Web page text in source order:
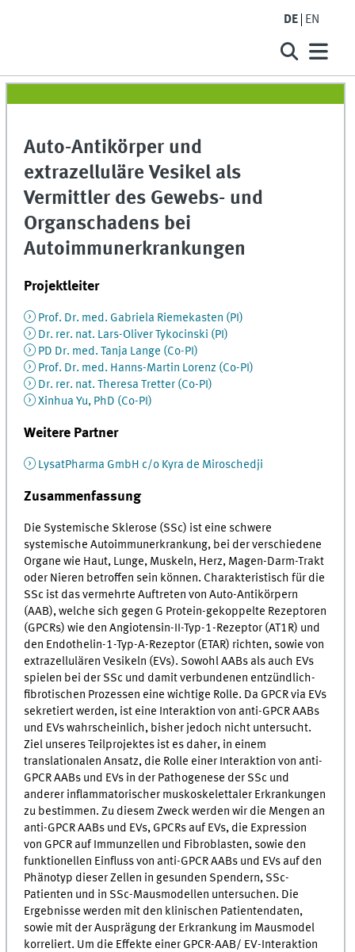
DE EN
Auto-Antikörper und
extrazelluläre Vesikel als
Vermittler des Gewebs- und
Organschadens bei
Autoimmunerkrankungen
Projektleiter
Prof. Dr. med. Gabriela Riemekasten (PI)
Dr. rer. nat. Lars-Oliver Tykocinski (PI)
PD Dr. med. Tanja Lange (Co-PI)
Prof. Dr. med. Hanns-Martin Lorenz (Co-PI)
Dr. rer. nat. Theresa Tretter (Co-PI)
Xinhua Yu, PhD (Co-PI)
Weitere Partner
LysatPharma GmbH c/o Kyra de Miroschedji
Zusammenfassung
Die Systemische Sklerose (SSc) ist eine schwere
systemische Autoimmunerkrankung, bei der verschiedene
Organe wie Haut, Lunge, Muskeln, Herz, Magen-Darm-Trakt
oder Nieren betroffen sein können. Charakteristisch für die
SSc ist das vermehrte Auftreten von Auto-Antikörpern
(AAB), welche sich gegen G Protein-gekoppelte Rezeptoren
(GPCRs) wie den Angiotensin-II-Typ-1-Rezeptor (AT1R) und
den Endothelin-1-Typ-A-Rezeptor (ETAR) richten, sowie von
extrazellulären Vesikeln (EVs). Sowohl AABs als auch EVs
spielen bei der SSc und damit verbundenen entzündlich-
fibrotischen Prozessen eine wichtige Rolle. Da GPCR via EVs
sekretiert werden, ist eine Interaktion von anti-GPCR AABs
und EVs wahrscheinlich, bisher jedoch nicht untersucht.
Ziel unseres Teilprojektes ist es daher, in einem
translationalen Ansatz, die Rolle einer Interaktion von anti-
GPCR AABs und EVs in der Pathogenese der SSc und
anderer inflammatorischer muskoskelettaler Erkrankungen
zu bestimmen. Zu diesem Zweck werden wir die Mengen an
anti-GPCR AABs und EVs, GPCRs auf EVs, die Expression
von GPCR auf Immunzellen und Fibroblasten, sowie den
funktionellen Einfluss von anti-GPCR AABs und EVs auf den
Phänotyp dieser Zellen in gesunden Spendern, SSc-
Patienten und in SSc-Mausmodellen untersuchen. Die
Ergebnisse werden mit den klinischen Patientendaten,
sowie mit der Ausprägung der Erkrankung im Mausmodel
korreliert. Um die Effekte einer GPCR-AAB/ EV-Interaktion